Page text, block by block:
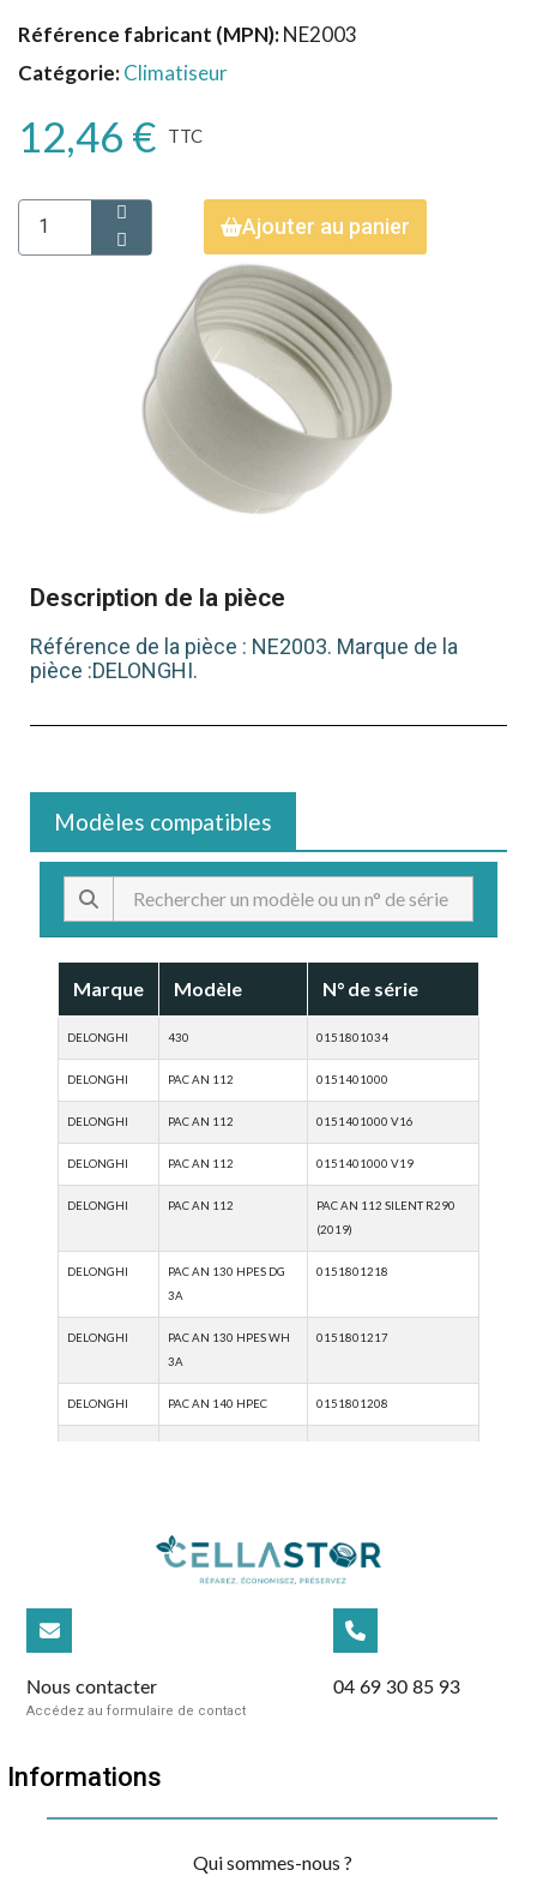
Référence fabricant (MPN) NE2003
Catégorie Climatiseur
12,46 € TTC
Ajouter au panier
Description de la pièce
Référence de la pièce : NE2003. Marque de la
pièce :DELONGHI.
Modèles compatibles
Marque Modèle N° de série
Nous contacter
Accédez au formulaire de contact
04 69 30 85 93
Informations
Qui sommes-nous ?